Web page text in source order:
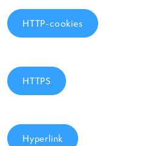
HTTP-cookies
HTTPS
Hyperlink